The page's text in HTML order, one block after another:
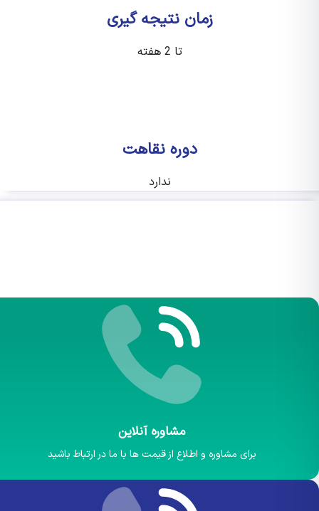
زمان نتیجه گیری
دوره نقاهت
ندارد
مشاوره آنلاین
برای مشاوره و اطلاع از قیمت ها با ما در ارتباط باشید